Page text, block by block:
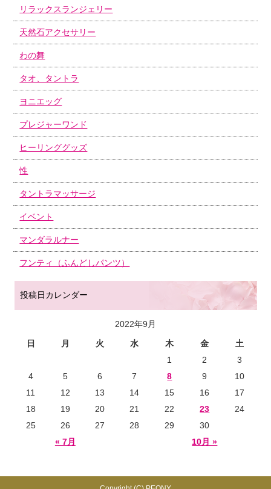
リラックスランジェリー
天然石アクセサリー
わの舞
タオ、タントラ
ヨニエッグ
プレジャーワンド
ヒーリンググッズ
性
タントラマッサージ
イベント
マンダラルナー
フンティ（ふんどしパンツ）
投稿日カレンダー
2022年9月
日
月 火 水 木 金 土
« 7月 10月 »
1 2
3
4
5 6 7 8 9
10
11
12 13 14 15 16
17
18
19 20 21 22 23
24
25
26 27 28 29 30